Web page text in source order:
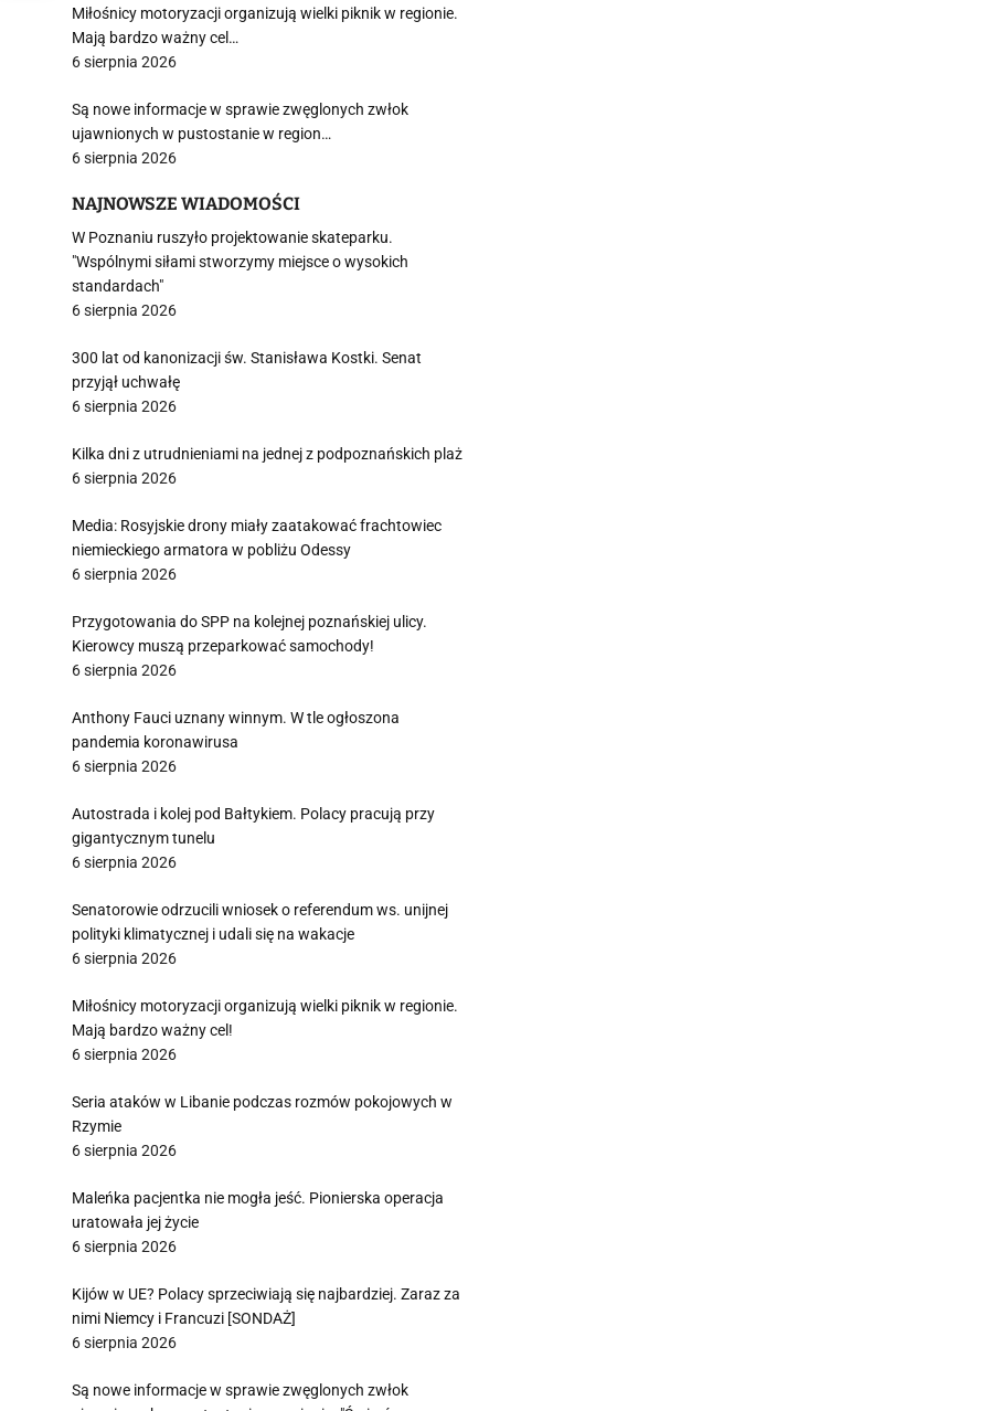
Miłośnicy motoryzacji organizują wielki piknik w regionie.
Mają bardzo ważny cel…
6 sierpnia 2026
Są nowe informacje w sprawie zwęglonych zwłok
ujawnionych w pustostanie w region…
6 sierpnia 2026
NAJNOWSZE WIADOMOŚCI
W Poznaniu ruszyło projektowanie skateparku.
"Wspólnymi siłami stworzymy miejsce o wysokich
standardach"
6 sierpnia 2026
300 lat od kanonizacji św. Stanisława Kostki. Senat
przyjął uchwałę
6 sierpnia 2026
Kilka dni z utrudnieniami na jednej z podpoznańskich plaż
6 sierpnia 2026
Media: Rosyjskie drony miały zaatakować frachtowiec
niemieckiego armatora w pobliżu Odessy
6 sierpnia 2026
Przygotowania do SPP na kolejnej poznańskiej ulicy.
Kierowcy muszą przeparkować samochody!
6 sierpnia 2026
Anthony Fauci uznany winnym. W tle ogłoszona
pandemia koronawirusa
6 sierpnia 2026
Autostrada i kolej pod Bałtykiem. Polacy pracują przy
gigantycznym tunelu
6 sierpnia 2026
Senatorowie odrzucili wniosek o referendum ws. unijnej
polityki klimatycznej i udali się na wakacje
6 sierpnia 2026
Miłośnicy motoryzacji organizują wielki piknik w regionie.
Mają bardzo ważny cel!
6 sierpnia 2026
Seria ataków w Libanie podczas rozmów pokojowych w
Rzymie
6 sierpnia 2026
Maleńka pacjentka nie mogła jeść. Pionierska operacja
uratowała jej życie
6 sierpnia 2026
Kijów w UE? Polacy sprzeciwiają się najbardziej. Zaraz za
nimi Niemcy i Francuzi [SONDAŻ]
6 sierpnia 2026
Są nowe informacje w sprawie zwęglonych zwłok